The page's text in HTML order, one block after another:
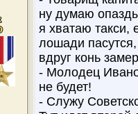
ну думаю
я хватаю такси,
лошади пасутся,
вдруг конь
- Молодец
не будет!
- Служу